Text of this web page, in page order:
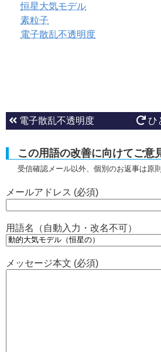
恒星大気モデル
素粒子
電子散乱不透明度
電子散乱不透明度 ひ
この用語の改善に向けてご意
受信確認メール以外、個別のお返事は原
メールアドレス (必須)
用語名（自動入力・改名不可）
メッセージ本文 (必須)